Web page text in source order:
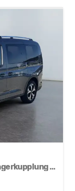
Active 2,0 7 Sitzer 2Zoklima Anhängerkupplung Panoramadach AGR Sitze Sitzheizung Einparkhilfe Kamera 17 Zoll Leichtmetall ACC